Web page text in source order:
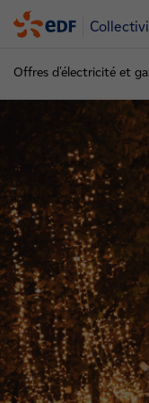
Offres d'électricité et